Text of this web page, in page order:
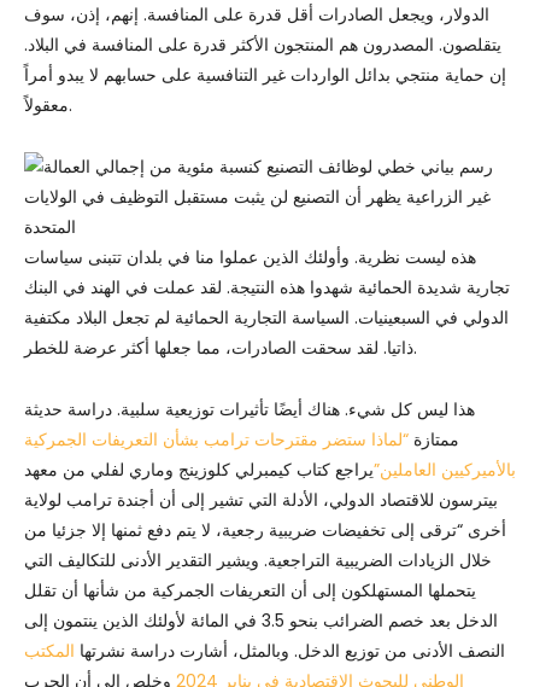
الدولار، ويجعل الصادرات أقل قدرة على المنافسة. إنهم، إذن، سوف
يتقلصون. المصدرون هم المنتجون الأكثر قدرة على المنافسة في البلاد.
إن حماية منتجي بدائل الواردات غير التنافسية على حسابهم لا يبدو أمراً
معقولاً.
هذه ليست نظرية. وأولئك الذين عملوا منا في بلدان تتبنى سياسات
تجارية شديدة الحمائية شهدوا هذه النتيجة. لقد عملت في الهند في البنك
الدولي في السبعينيات. السياسة التجارية الحمائية لم تجعل البلاد مكتفية
ذاتيا. لقد سحقت الصادرات، مما جعلها أكثر عرضة للخطر.
هذا ليس كل شيء. هناك أيضًا تأثيرات توزيعية سلبية. دراسة حديثة
ممتازة “لماذا ستضر مقترحات ترامب بشأن التعريفات الجمركية
بالأميركيين العاملين”يراجع كتاب كيمبرلي كلوزينج وماري لفلي من معهد
بيترسون للاقتصاد الدولي، الأدلة التي تشير إلى أن أجندة ترامب لولاية
أخرى “ترقى إلى تخفيضات ضريبية رجعية، لا يتم دفع ثمنها إلا جزئيا من
خلال الزيادات الضريبية التراجعية. ويشير التقدير الأدنى للتكاليف التي
يتحملها المستهلكون إلى أن التعريفات الجمركية من شأنها أن تقلل
الدخل بعد خصم الضرائب بنحو 3.5 في المائة لأولئك الذين ينتمون إلى
النصف الأدنى من توزيع الدخل. وبالمثل، أشارت دراسة نشرتها المكتب
الوطني للبحوث الاقتصادية في يناير 2024
وخلص إلى أن الحرب